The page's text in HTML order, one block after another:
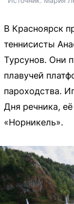
В Красноярск
теннисисты
Турсунов. Они
плавучей
пароходства.
Дня речника,
«Норникель».